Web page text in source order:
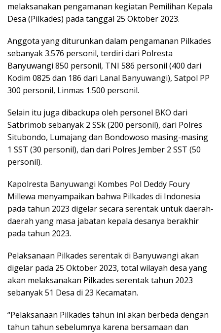
melaksanakan pengamanan kegiatan Pemilihan Kepala
Desa (Pilkades) pada tanggal 25 Oktober 2023.
Anggota yang diturunkan dalam pengamanan Pilkades
sebanyak 3.576 personil, terdiri dari Polresta
Banyuwangi 850 personil, TNI 586 personil (400 dari
Kodim 0825 dan 186 dari Lanal Banyuwangi), Satpol PP
300 personil, Linmas 1.500 personil.
Selain itu juga dibackupa oleh personel BKO dari
Satbrimob sebanyak 2 SSk (200 personil), dari Polres
Situbondo, Lumajang dan Bondowoso masing-masing
1 SST (30 personil), dan dari Polres Jember 2 SST (50
personil).
Kapolresta Banyuwangi Kombes Pol Deddy Foury
Millewa menyampaikan bahwa Pilkades di Indonesia
pada tahun 2023 digelar secara serentak untuk daerah-
daerah yang masa jabatan kepala desanya berakhir
pada tahun 2023.
Pelaksanaan Pilkades serentak di Banyuwangi akan
digelar pada 25 Oktober 2023, total wilayah desa yang
akan melaksanakan Pilkades serentak tahun 2023
sebanyak 51 Desa di 23 Kecamatan.
“Pelaksanaan Pilkades tahun ini akan berbeda dengan
tahun tahun sebelumnya karena bersamaan dan